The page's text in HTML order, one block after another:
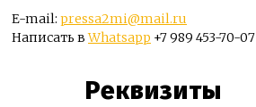
E-mail: pressa2mi@mail.ru
Написать вWhatsapp +7 989 453-70-07
Реквизиты